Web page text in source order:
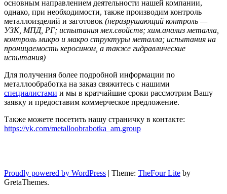
основным направлением деятельности нашей компании,
однако, при необходимости, также производим контроль
металлоизделий и заготовок (неразрушающий контроль —
УЗК, МПД, РГ; испытания мех.свойств; хим.анализ металла,
контроль микро и макро структуры металла; испытания на
проницаемость керосином, а также гидравлические
испытания)
Для получения более подробной информации по
металлообработка на заказ свяжитесь с нашими
специалистами и мы в кратчайшие сроки рассмотрим Вашу
заявку и предоставим коммерческое предложение.
Также можете посетить нашу страничку в контакте:
https://vk.com/metalloobrabotka_am.group
Proudly powered by WordPress | Theme: TheFour Lite by
GretaThemes.